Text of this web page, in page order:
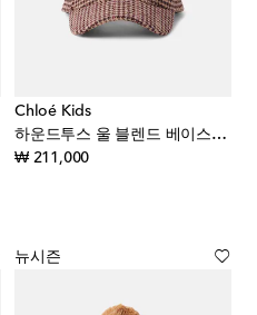
Chloé Kids
하운드투스 울 블렌드 베이스볼 캡
₩ 211,000original price
뉴시즌